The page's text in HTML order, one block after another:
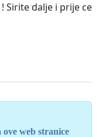
Sirite dalje i prije ce
web stranice